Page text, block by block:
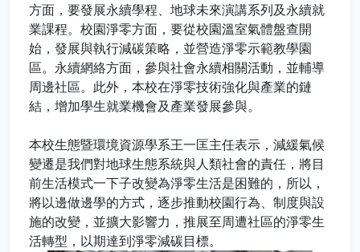
方面，要發展永續學程、地球未來演講系列及永續就
業課程。校園淨零方面，要從校園溫室氣體盤查開
始，發展與執行減碳策略，並營造淨零示範教學園
區。永續網絡方面，參與社會永續相關活動，並輔導
周邊社區。此外，本校在淨零技術強化與產業的鏈
結，增加學生就業機會及產業發展參與。
本校生態暨環境資源學系王一匡主任表示，減緩氣候
變遷是我們對地球生態系統與人類社會的責任，將目
前生活模式一下子改變為淨零生活是困難的，所以，
將以邊做邊學的方式，逐步推動校園行為、制度與設
施的改變，並擴大影響力，推展至周遭社區的淨零生
活轉型，以期達到淨零減碳目標。